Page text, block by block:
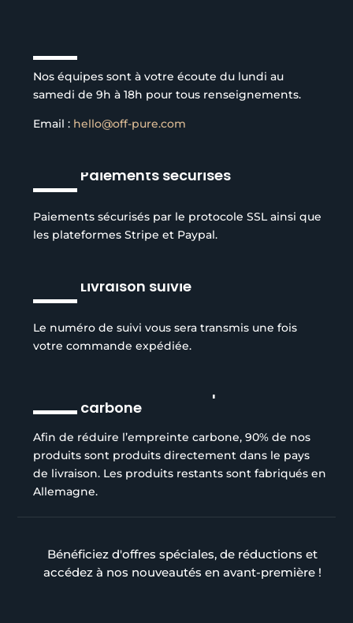
Nos équipes sont à votre écoute du lundi au
samedi de 9h à 18h pour tous renseignements.
Email : hello@off-pure.com
Paiements sécurisés
Paiements sécurisés par le protocole SSL ainsi que
les plateformes Stripe et Paypal.
Livraison suivie
Le numéro de suivi vous sera transmis une fois
votre commande expédiée.
carbone
Afin de réduire l’empreinte carbone, 90% de nos
produits sont produits directement dans le pays
de livraison. Les produits restants sont fabriqués en
Allemagne.
Bénéficiez d'offres spéciales, de réductions et
accédez à nos nouveautés en avant-première !